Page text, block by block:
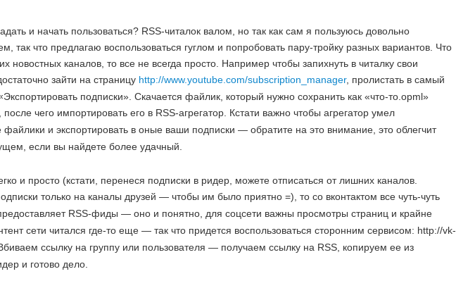
и начать пользоваться? RSS-читалок валом, но так как сам я пользуюсь довольно
так что предлагаю воспользоваться гуглом и попробовать пару-тройку разных вариантов. Что
новостных каналов, то все не всегда просто. Например чтобы запихнуть в читалку свои
зайти на страницу http://www.youtube.com/subscription_manager, пролистать в самый
Экспортировать подписки». Скачается файлик, который нужно сохранить как «что-то.opml»
чего импортировать его в RSS-агрегатор. Кстати важно чтобы агрегатор умел
файлики и экспортировать в оные ваши подписки — обратите на это внимание, это облегчит
если вы найдете более удачный.
и просто (кстати, перенеся подписки в ридер, можете отписаться от лишних каналов.
только на каналы друзей — чтобы им было приятно =), то со вконтактом все чуть-чуть
RSS-фиды — оно и понятно, для соцсети важны просмотры страниц и крайне
сети читался где-то еще — так что придется воспользоваться сторонним сервисом: http://vk-
ссылку на группу или пользователя — получаем ссылку на RSS, копируем ее из
и готово дело.